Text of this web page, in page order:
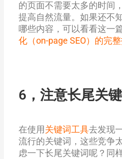
的页面不需要太多的时间
提高自然流量。如果还不
哪些内容，可以看看这一
化（on-page SEO）的完
6，注意长尾关
在使用关键词工具去发现
流行的关键词，这些竞争
虑一下长尾关键词呢？同